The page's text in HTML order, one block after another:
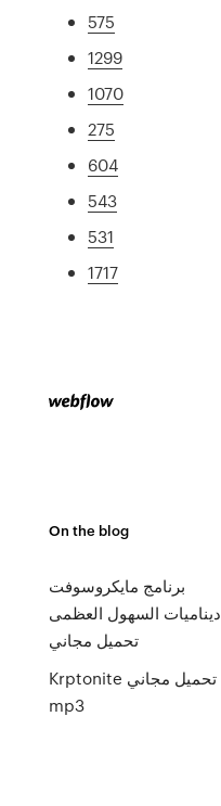
575
1299
1070
275
604
543
531
1717
On the blog
برنامج مايكروسوفت
ديناميات السهول العظمى
تحميل مجاني
Krptonite تحميل مجاني
mp3